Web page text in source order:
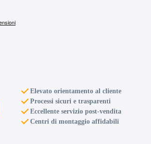
Elevato orientamento al cliente
Processi sicuri e trasparenti
Eccellente servizio post-vendita
Centri di montaggio affidabili